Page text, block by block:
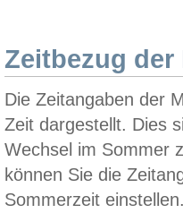
Zeitbezug der
Die Zeitangaben der
Zeit dargestellt. Dies
Wechsel im Sommer
können Sie die
Sommerzeit